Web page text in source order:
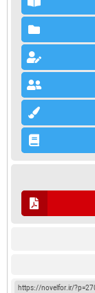
https://novelfor.ir/